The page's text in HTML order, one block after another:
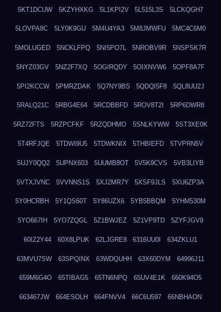
5KT1DCUW 5KZYHXKG 5L1KPI2V 5L515L3S 5LCKQGH7
5LOVPA8C 5LY0K9GU 5M4U4YA3 5M8JMWFU 5MC4C6M0
5MOLUGED 5NCKLFPQ 5NI5PO7L 5NROBV9R 5NSPSK7R
5NYZ03GV 5NZ2F7XQ 5OGIRQDY 5OIXNVW6 5OPF8A7F
5PI2KCCW 5PMRZDAK 5Q7NY9BS 5QDQI5F8 5QL8UU2J
5RALQ21C 5RBG4E64 5RCDBBFD 5ROV8T2I 5RP6DWR8
5RZ72FTS 5RZPCFKF 5RZQDHMO 5SNLKYWW 5ST3XE0K
5T4RFJQE 5TDWI9U5 5TDWKNIX 5THBIEFD 5TVPRN5V
5UJY0QQ2 5UPNX603 5UUMB8OT 5V5K9CVS 5VB3LIYB
5VTXJVNC 5VVNNS1S 5XJ2MR7Y 5XSF9JLS 5XU6ZP3A
5Y0HCRBH 5Y1QS60T 5Y86UZX6 5YB5BBQM 5YHM530M
5YO667IH 5YO7ZQGL 5Z1BWJEZ 5Z1VP9TD 5ZYFJGV9
60IZ2Y44 60X8LPUK 62LJGRE8 6316UU0I 634ZKLU1
63MVU7SW 63SPQINX 63WDQUHH 63X60DYM 64996J11
659M6G4O 65TIBAG5 65TN6NPQ 65UV4E1K 660K94O5
663467JW 664ESOLH 664FNVV4 66C6U597 66NBHAON